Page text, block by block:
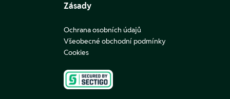
Zásady
Ochrana osobních údajů
Všeobecné obchodní podmínky
Cookies